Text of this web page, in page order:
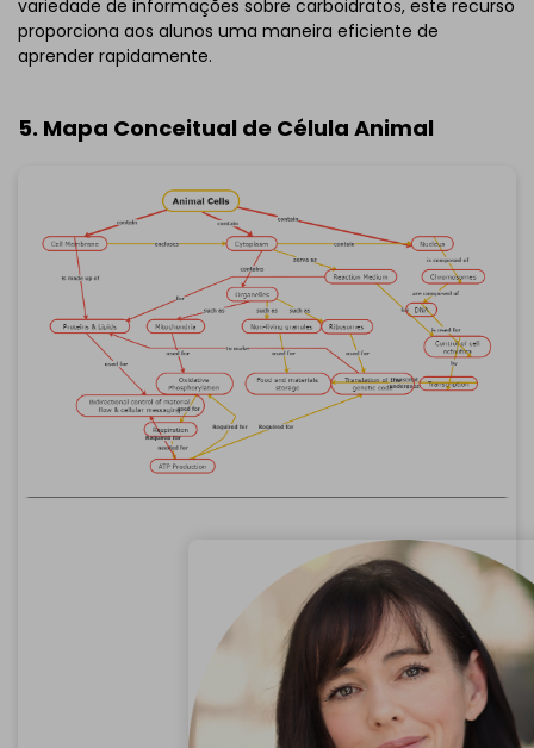
variedade de informações sobre carboidratos, este recurso
proporciona aos alunos uma maneira eficiente de
aprender rapidamente.
5. Mapa Conceitual de Célula Animal
Clique para baixar e utilizar este template.
arquivo precisa ser aberto no EdrawMind.
Se você ainda não tem o EdrawMind, baixeEdrawMind
abaixo.
Você também pode tentarEdrawMind
gratuitamente de abaixo.